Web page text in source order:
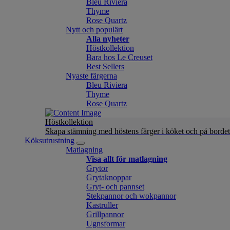
Bleu Riviera
Thyme
Rose Quartz
Nytt och populärt
Alla nyheter
Höstkollektion
Bara hos Le Creuset
Best Sellers
Nyaste färgerna
Bleu Riviera
Thyme
Rose Quartz
Höstkollektion
Skapa stämning med höstens färger i köket och på
Köksutrustning
Matlagning
Visa allt för matlagning
Grytor
Grytaknoppar
Gryt- och pannset
Stekpannor och wokpannor
Kastruller
Grillpannor
Ugnsformar